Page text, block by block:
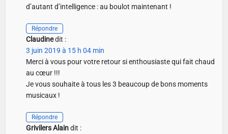
d’autant d’intelligence : au boulot maintenant !
Répondre
Claudinedit :
3 juin 2019 à 15 h 04 min
Merci à vous pour votre retour si enthousiaste qui fait chaud
au cœur !!!
Je vous souhaite à tous les 3 beaucoup de bons moments
musicaux !
Répondre
Grivilers Alain dit :